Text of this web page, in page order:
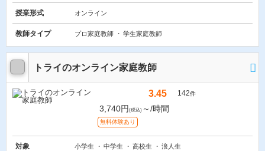
授業形式 オンライン
教師タイプ プロ家庭教師 学生家庭教師
トライのオンライン家庭教師
3.45 142件
3,740円 (税込) ～/時間
無料体験あり
対象 小学生 中学生 高校生 浪人生